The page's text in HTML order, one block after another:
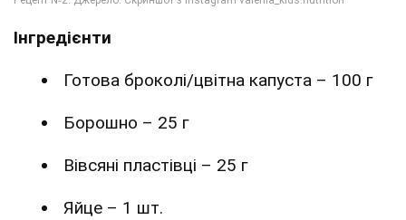
Інгредієнти
Готова броколі/цвітна капуста – 100 г
Борошно – 25 г
Вівсяні пластівці – 25 г
Яйце – 1 шт.